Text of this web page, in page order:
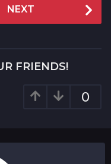
NEXT
FRIENDS!
0